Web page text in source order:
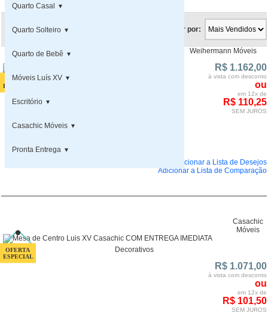
Quarto Casal ▾
Quarto Solteiro ▾
Quarto de Bebê ▾
Móveis Luís XV ▾
Escritório ▾
Casachic Móveis ▾
Pronta Entrega ▾
Ordenar por:
Weihermann Móveis
R$ 1.162,00
à vista com desconto
ou
em 12x de
R$ 110,25
SEM JUROS
Adicionar a Lista de Desejos
Adicionar a Lista de Comparação
Casachic
Móveis
Decorativos
R$ 1.071,00
à vista com desconto
ou
em 12x de
R$ 101,50
SEM JUROS